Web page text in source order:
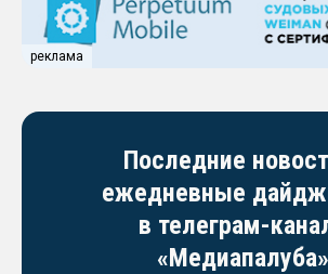
реклама
Последние
ежедневные
в телеграм-
«Медиапалуба»